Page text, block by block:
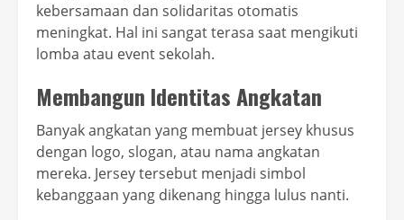
kebersamaan dan solidaritas otomatis
meningkat. Hal ini sangat terasa saat mengikuti
lomba atau event sekolah.
Membangun Identitas Angkatan
Banyak angkatan yang membuat jersey khusus
dengan logo, slogan, atau nama angkatan
mereka. Jersey tersebut menjadi simbol
kebanggaan yang dikenang hingga lulus nanti.